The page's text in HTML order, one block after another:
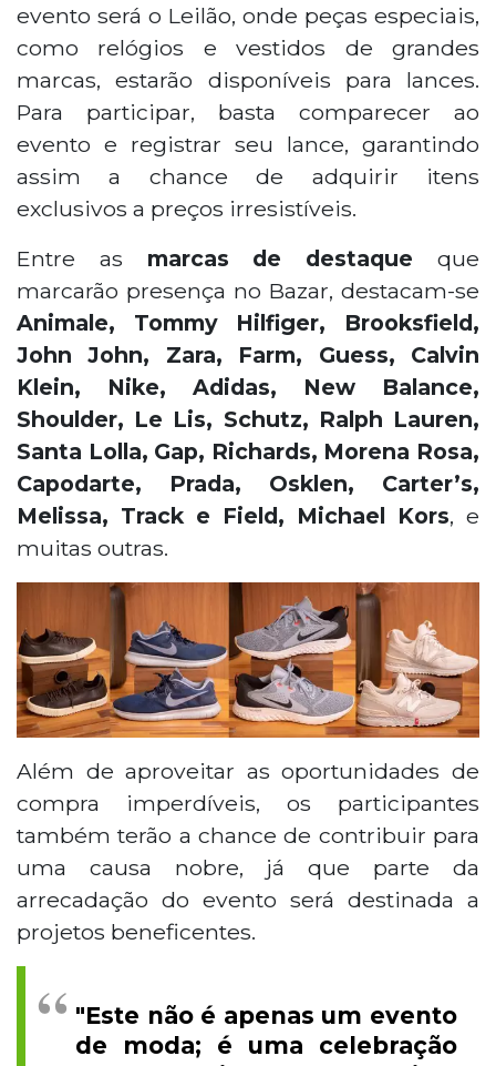
evento será o Leilão, onde peças especiais,
como relógios e vestidos de grandes
marcas, estarão disponíveis para lances.
Para participar, basta comparecer ao
evento e registrar seu lance, garantindo
assim a chance de adquirir itens
exclusivos a preços irresistíveis.
Entre as marcas de destaqueque
marcarão presença no Bazar, destacam-se
Animale, Tommy Hilfiger, Brooksfield,
John John, Zara, Farm, Guess, Calvin
Klein, Nike, Adidas, New Balance,
Shoulder, Le Lis, Schutz, Ralph Lauren,
Santa Lolla, Gap, Richards, Morena Rosa,
Capodarte, Prada, Osklen, Carter’s,
Melissa, Track e Field, Michael Kors, e
muitas outras.
Além de aproveitar as oportunidades de
compra imperdíveis, os participantes
também terão a chance de contribuir para
uma causa nobre, já que parte da
arrecadação do evento será destinada a
projetos beneficentes.
"Este não é apenas um evento
de moda; é uma celebração